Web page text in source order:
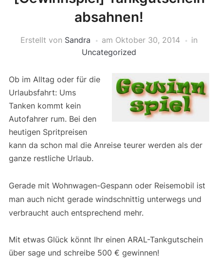
absahnen!
Erstellt von Sandra am Oktober 30, 2014
in
Uncategorized
Ob im Alltag oder für die
Urlaubsfahrt: Ums
Tanken kommt kein
Autofahrer rum. Bei den
heutigen Spritpreisen
kann da schon mal die Anreise teurer werden als der
ganze restliche Urlaub.
Gerade mit Wohnwagen-Gespann oder Reisemobil ist
man auch nicht gerade windschnittig unterwegs und
verbraucht auch entsprechend mehr.
Mit etwas Glück könnt Ihr einen ARAL-Tankgutschein
über sage und schreibe 500 € gewinnen!